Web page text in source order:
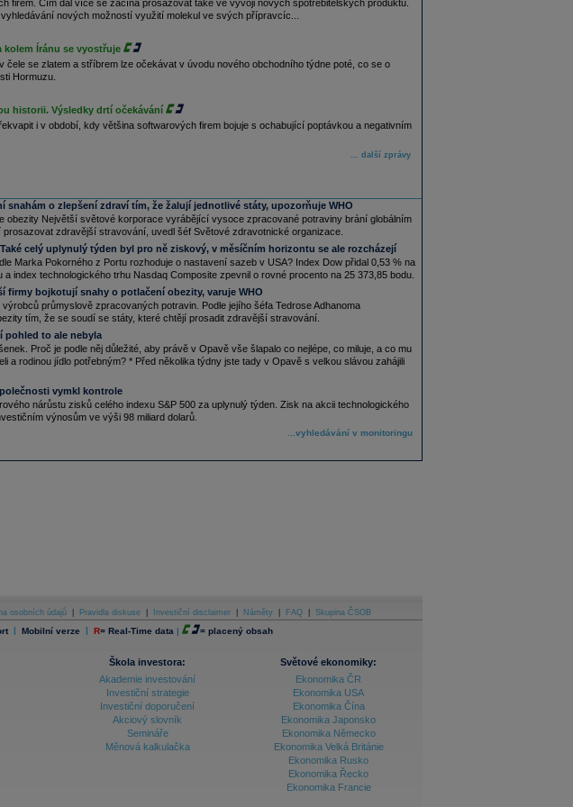
firem. Čím dál více se začíná prosazovat také ve vývoji nových spotřebitelských produktů.
nových možností využití molekul ve svých přípravcíc...
kolem Íránu se vyostřuje
čele se zlatem a stříbrem lze očekávat v úvodu nového obchodního týdne poté, co se o
Hormuzu.
historii. Výsledky drtí očekávání
i v období, kdy většina softwarových firem bojuje s ochabující poptávkou a negativním
… další zprávy
snahám o zlepšení zdraví tím, že žalují jednotlivé státy, upozorňuje WHO
obezity Největší světové korporace vyrábějící vysoce zpracované potraviny brání globálním
zdravější stravování, uvedl šéf Světové zdravotnické organizace.
celý uplynulý týden byl pro ně ziskový, v měsíčním horizontu se ale rozcházejí
Marka Pokorného z Portu rozhoduje o nastavení sazeb v USA? Index Dow přidal 0,53 % na
index technologického trhu Nasdaq Composite zpevnil o rovné procento na 25 373,85 bodu.
firmy bojkotují snahy o potlačení obezity, varuje WHO
průmyslově zpracovaných potravin. Podle jejího šéfa Tedrose Adhanoma
tím, že se soudí se státy, které chtějí prosadit zdravější stravování.
pohled to ale nebyla
Proč je podle něj důležité, aby právě v Opavě vše šlapalo co nejlépe, co miluje, a co mu
a rodinou jídlo potřebným? * Před několika týdny jste tady v Opavě s velkou slávou zahájili
vymkl kontrole
nárůstu zisků celého indexu S&P 500 za uplynulý týden. Zisk na akcii technologického
výnosům ve výši 98 miliard dolarů.
...vyhledávání v monitoringu
osobních údajů Pravidla diskuse Investiční disclaimer Náměty FAQ Skupina ČSOB
| Mobilní verze | R= Real-Time data | = placený obsah
Škola investora:
Akademie investování
Investiční strategie
Investiční doporučení
Akciový slovník
Semináře
Měnová kalkulačka
Světové ekonomiky:
Ekonomika ČR
Ekonomika USA
Ekonomika Čína
Ekonomika Japonsko
Ekonomika Německo
Ekonomika Velká Británie
Ekonomika Rusko
Ekonomika Řecko
Ekonomika Francie